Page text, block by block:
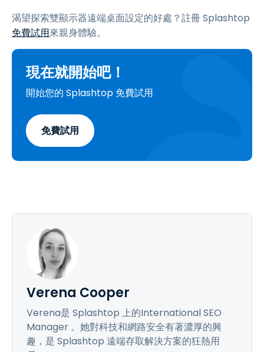
渴望探索雙顯示器遠端桌面設定的好處？註冊 Splashtop
免費試用來親身體驗。
現在就開始吧！
開始您的 Splashtop 免費試用
免費試用
Verena Cooper
Verena是 Splashtop 上的International SEO
Manager 。她對科技和網路安全有著濃厚的興
趣，是 Splashtop 遠端存取解決方案的狂熱用